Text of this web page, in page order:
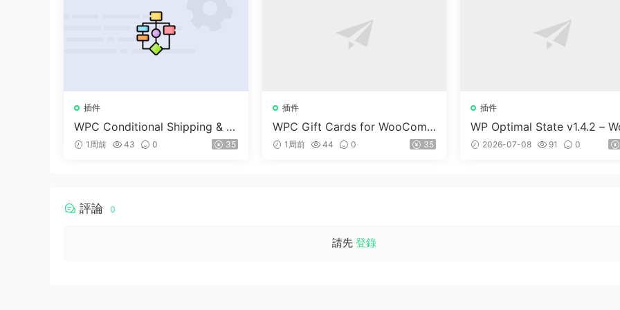
插件
WPC Conditional Shipping & P
ayments (Premium) v1.0.2
1周前 43 0 35
插件
WPC Gift Cards for WooCom
merce (Premium) v1.0.2
1周前 44 0 35
插件
WP Optimal State v1.4.2 –
dPress 優化、清理和安全套件
2026-07-08 91 0
評論 0
請先 登錄